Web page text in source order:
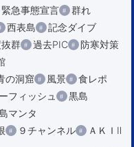
緊急事態宣言
群れ
西表島
記念ダイブ
群 過去PIC
防寒対策
の洞窟 風景
食レポ
フィッシュ
黒島
マンタ
９チャンネル ＡＫＩⅡ